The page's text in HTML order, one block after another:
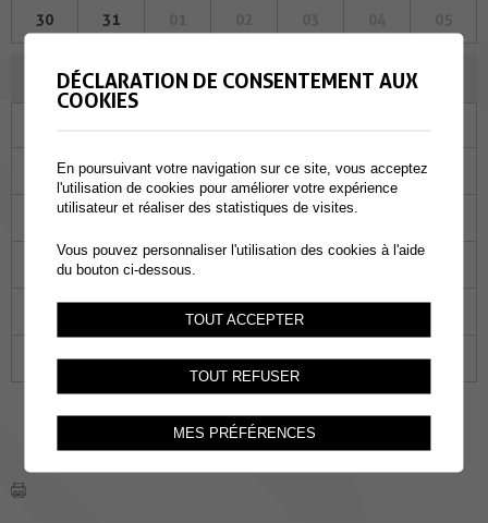
30 31
NOVEMBRE 2023
31 01 02 03 04
07 08 09 10
14 15
22 23 24
28 29 30 01 02
DÉCLARATION DE CONSENTEMENT AUX
COOKIES
En poursuivant votre navigation sur ce site, vous acceptez
l'utilisation de cookies pour améliorer votre expérience
utilisateur et réaliser des statistiques de visites.
Vous pouvez personnaliser l'utilisation des cookies à l'aide
du bouton ci-dessous.
TOUT ACCEPTER
TOUT REFUSER
MES PRÉFÉRENCES